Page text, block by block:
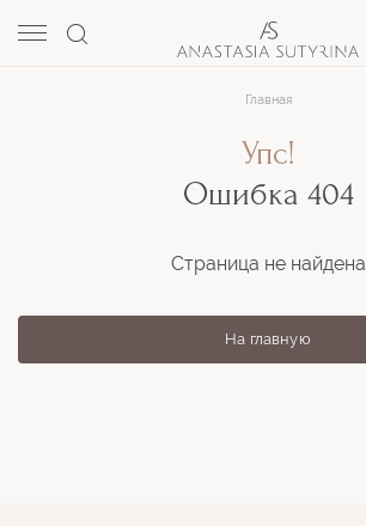
Главная
Упс!
Ошибка 404
Страница не найдена
На главную